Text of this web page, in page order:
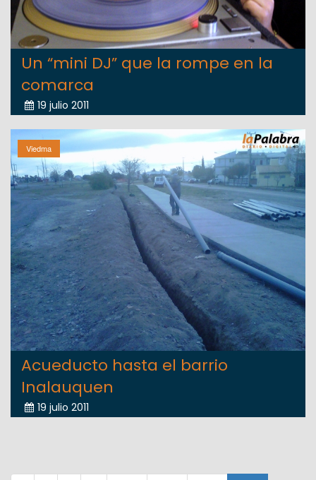
Un “mini DJ” que la rompe en la
comarca
19 julio 2011
Viedma
Acueducto hasta el barrio
Inalauquen
19 julio 2011